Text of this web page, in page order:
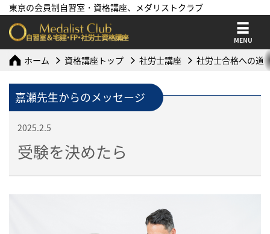
東京の会員制自習室・資格講座、メダリストクラブ
MENU
ホーム 資格講座トップ 社労士講座 社労士合格への道
嘉瀬先生からのメッセージ
2025.2.5
受験を決めたら